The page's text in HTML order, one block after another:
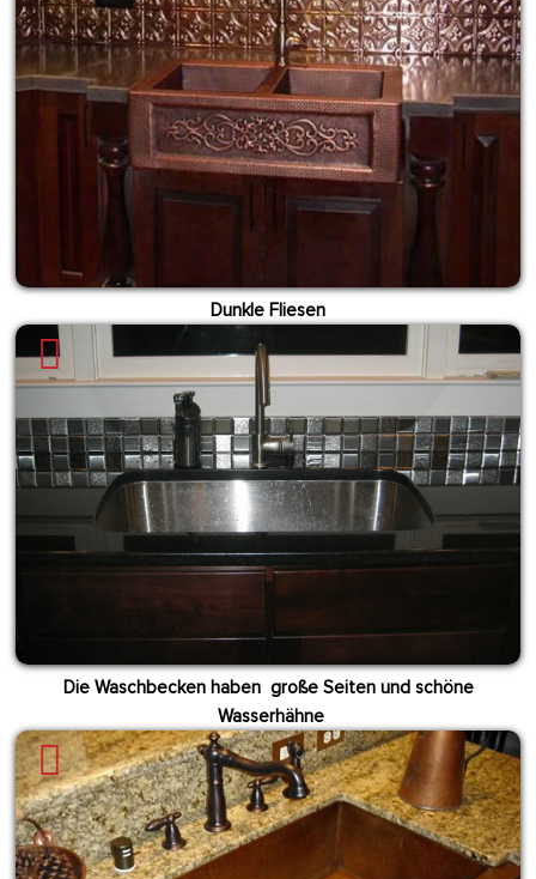
Dunkle Fliesen
Die Waschbecken haben große Seiten und schöne
Wasserhähne